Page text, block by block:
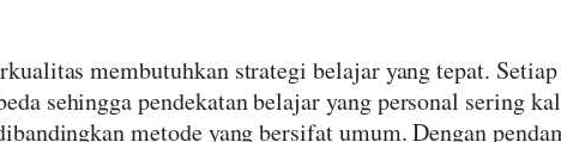
membutuhkan strategi belajar yang tepat.
sehingga pendekatan belajar yang personal sering
metode yang bersifat umum. Dengan